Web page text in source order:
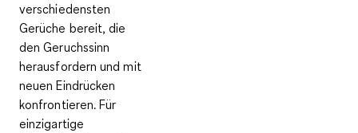
verschiedensten
Gerüche bereit, die
den Geruchssinn
herausfordern und mit
neuen Eindrücken
konfrontieren. Für
einzigartige